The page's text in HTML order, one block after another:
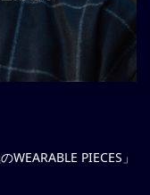
PIECES」